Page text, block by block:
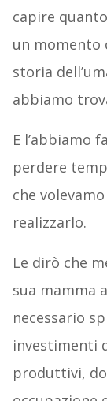
capire
un momento
storia
abbiamo
E l’abbiamo
perdere
che
realizzarlo.
Le dirò che
sua mamma
necessario
investimenti
produttivi,